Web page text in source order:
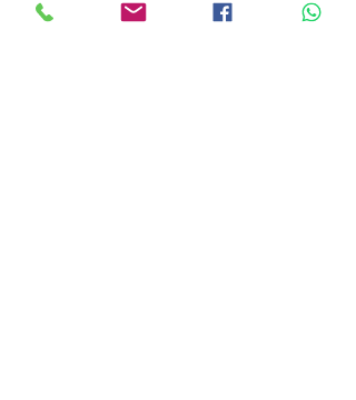
agroshift con mazze marce